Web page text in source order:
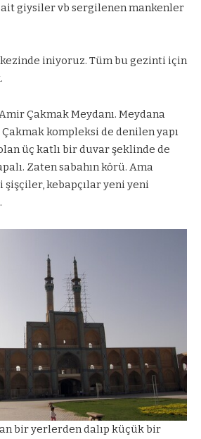
giysiler vb sergilenen mankenler
iniyoruz. Tüm bu gezinti için
Çakmak Meydanı. Meydana
Çakmak kompleksi de denilen yapı
üç katlı bir duvar şeklinde de
Zaten sabahın körü. Ama
kebapçılar yeni yeni
bir yerlerden dalıp küçük bir